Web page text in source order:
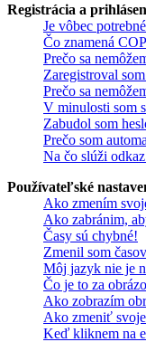
Registrácia a
Je vôbec
Čo znamená
Prečo sa
Zaregistroval
Prečo sa
V minulosti som
Zabudol som
Prečo som
Na čo slúži
Používateľské
Ako zmením
Ako zabránim,
Časy sú chybné!
Zmenil som
Môj jazyk nie je
Čo je to za
Ako zobrazím
Ako zmeniť
Keď kliknem na